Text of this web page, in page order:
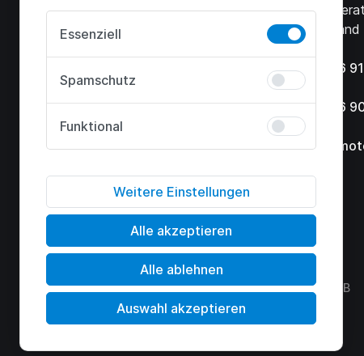
Leistungen
Shop
Kontakt
Jobs
51491
Deutschland
+49 2206
+49 2206
Impressum Datenschutz AGB AEB
Essenziell
Spamschutz
Funktional
Weitere Einstellungen
Alle akzeptieren
Alle ablehnen
Auswahl akzeptieren